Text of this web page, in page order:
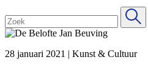
28 januari 2021 | Kunst & Cultuur